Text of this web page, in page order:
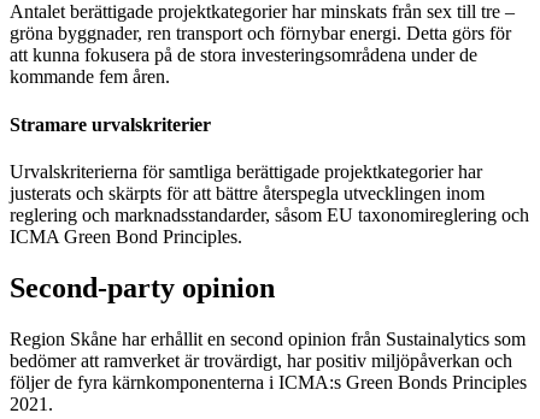
Antalet berättigade projektkategorier har minskats från sex till tre –
gröna byggnader, ren transport och förnybar energi. Detta görs för
att kunna fokusera på de stora investeringsområdena under de
kommande fem åren.
Stramare urvalskriterier
Urvalskriterierna för samtliga berättigade projektkategorier har
justerats och skärpts för att bättre återspegla utvecklingen inom
reglering och marknadsstandarder, såsom EU taxonomireglering och
ICMA Green Bond Principles.
Second-party opinion
Region Skåne har erhållit en second opinion från Sustainalytics som
bedömer att ramverket är trovärdigt, har positiv miljöpåverkan och
följer de fyra kärnkomponenterna i ICMA:s Green Bonds Principles
2021.